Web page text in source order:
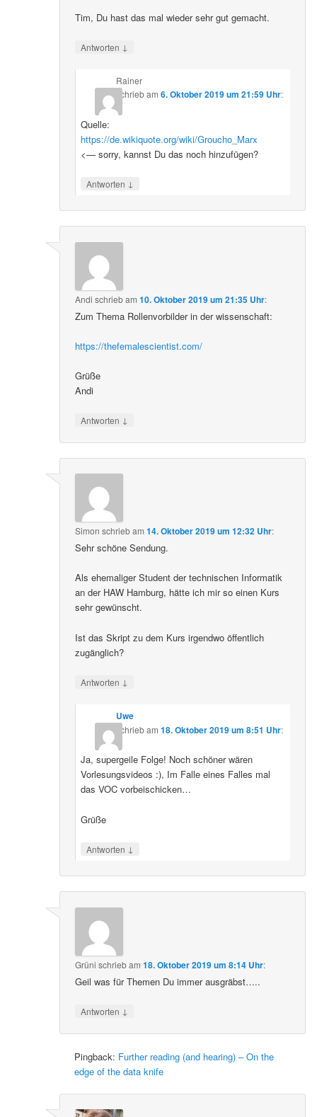
Tim, Du hast das mal wieder sehr gut gemacht.
Antworten ↓
Rainer
schriebam 6. Oktober 2019 um 21:59 Uhr:
Quelle:
https://de.wikiquote.org/wiki/Groucho_Marx
<— sorry, kannst Du das noch hinzufügen?
Antworten ↓
Andi schriebam10. Oktober 2019 um 21:35 Uhr:
Zum Thema Rollenvorbilder in der wissenschaft:
https://thefemalescientist.com/
Grüße
Andi
Antworten ↓
Simon schriebam14. Oktober 2019 um 12:32 Uhr:
Sehr schöne Sendung.
Als ehemaliger Student der technischen Informatik
an der HAW Hamburg, hätte ich mir so einen Kurs
sehr gewünscht.
Ist das Skript zu dem Kurs irgendwo öffentlich
zugänglich?
Antworten ↓
Uwe
schriebam 18. Oktober 2019 um 8:51 Uhr:
Ja, supergeile Folge! Noch schöner wären
Vorlesungsvideos :), Im Falle eines Falles mal
das VOC vorbeischicken…
Grüße
Antworten ↓
Grüni schriebam18. Oktober 2019 um 8:14 Uhr:
Geil was für Themen Du immer ausgräbst…..
Antworten ↓
Pingback: Further reading (and hearing) – On the
edge of the data knife